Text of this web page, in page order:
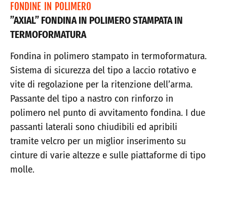
FONDINE IN POLIMERO
”AXIAL” FONDINA IN POLIMERO STAMPATA IN
TERMOFORMATURA
Fondina in polimero stampato in termoformatura.
Sistema di sicurezza del tipo a laccio rotativo e
vite di regolazione per la ritenzione dell’arma.
Passante del tipo a nastro con rinforzo in
polimero nel punto di avvitamento fondina. I due
passanti laterali sono chiudibili ed apribili
tramite velcro per un miglior inserimento su
cinture di varie altezze e sulle piattaforme di tipo
molle.